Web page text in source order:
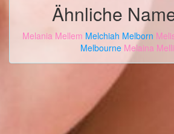
Ähnliche
Melania Mellem Melchiah Melborn
Melbourne Melaina